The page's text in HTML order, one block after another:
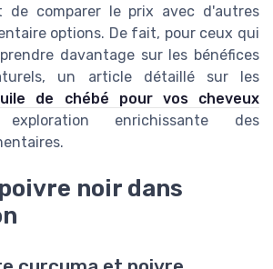
de comparer le prix avec d'autres
options. De fait, pour ceux qui
davantage sur les bénéfices
un article détaillé sur les
de chébé pour vos cheveux
enrichissante des
noir dans